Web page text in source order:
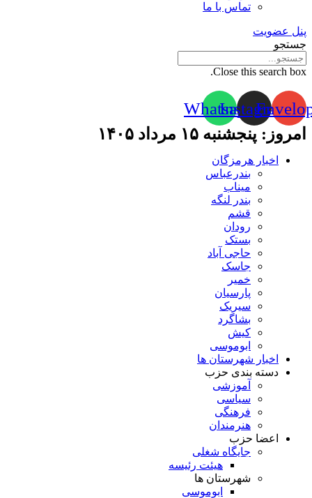
تماس با ما
پنل عضویت
جستجو
Close this search box.
Instagram
Whatsapp
امروز: پنجشنبه ۱۵ مرداد ۱۴۰۵
اخبار هرمزگان
بندرعباس
میناب
بندر لنگه
قشم
رودان
بستک
حاجی آباد
جاسک
خمیر
پارسیان
سیریک
بشاگرد
کیش
ابوموسی
اخبار شهرستان ها
دسته بندی حزب
آموزشی
سیاسی
فرهنگی
هنرمندان
اعضا حزب
جایگاه شغلی
هیئت رئیسه
شهرستان ها
ابوموسی